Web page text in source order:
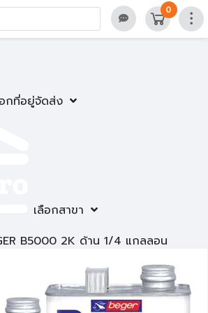
กที่อยู่จัดส่ง
เลือกสาขา
0
B5000 2K ด้าน 1/4 แกลลอน